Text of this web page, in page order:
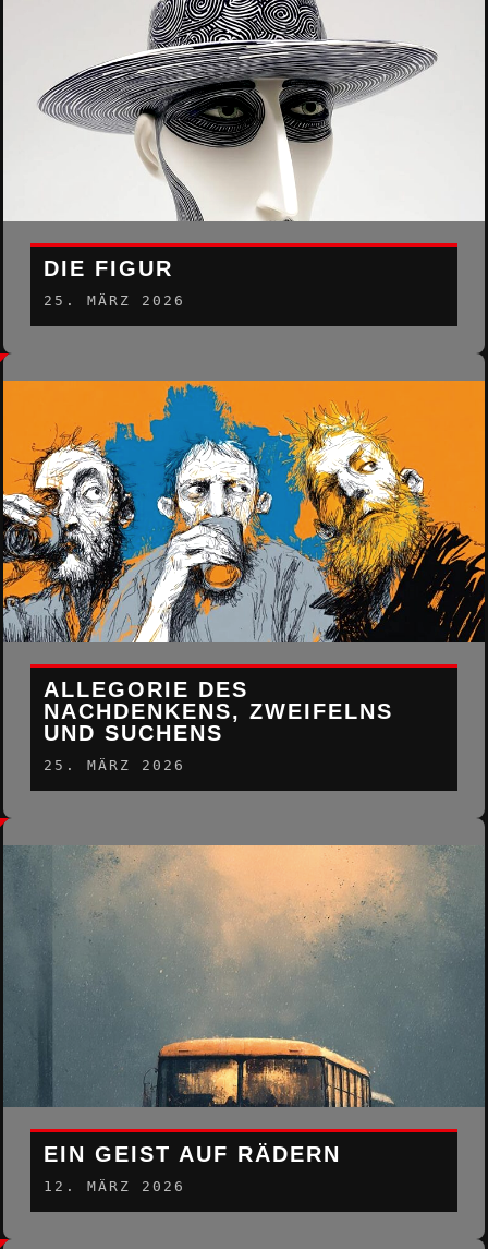
DIE FIGUR
25. MÄRZ 2026
ALLEGORIE DES
NACHDENKENS, ZWEIFELNS
UND SUCHENS
25. MÄRZ 2026
EIN GEIST AUF RÄDERN
12. MÄRZ 2026